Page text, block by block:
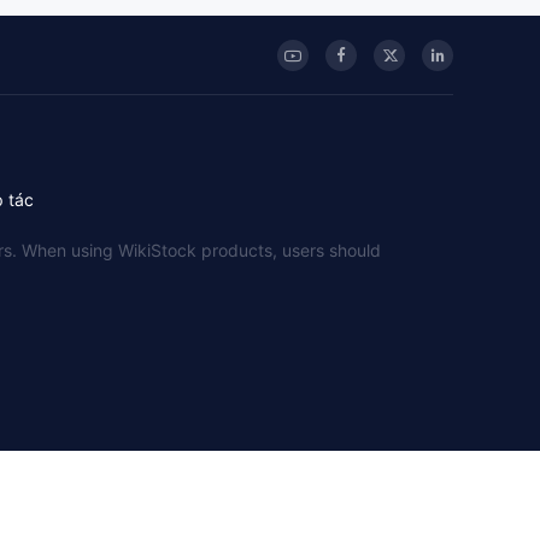
tác
When using WikiStock products, users should